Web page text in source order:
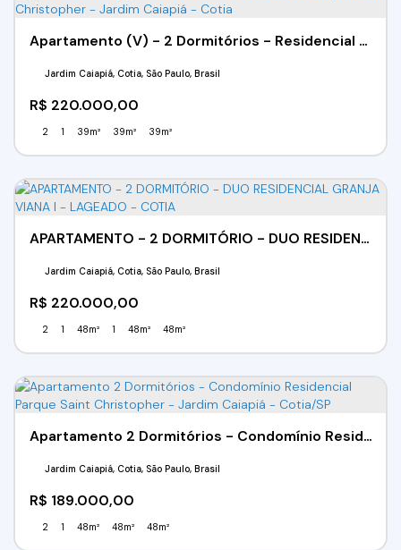
Apartamento (V) - 2 Dormitórios - Residencial Parque Saint Christopher - Jardim Caiapiá - Cotia
R$ 220.000,00
Jardim Caiapiá, Cotia, São Paulo, Brasil
2 1 39m² 39m² 39m²
APARTAMENTO - 2 DORMITÓRIO - DUO RESIDENCIAL GRANJA VIANA l - LAGEADO - COTIA
R$ 220.000,00
Jardim Caiapiá, Cotia, São Paulo, Brasil
2 1 48m² 1 48m² 48m²
Apartamento 2 Dormitórios - Condomínio Residencial Parque Saint Christopher - Jardim Caiapiá - Cotia/SP
R$ 189.000,00
Jardim Caiapiá, Cotia, São Paulo, Brasil
2 1 48m² 48m² 48m²